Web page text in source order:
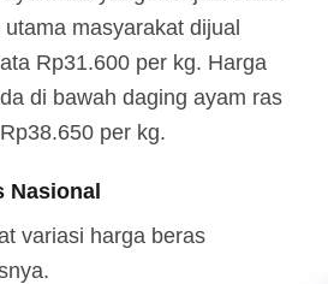
masyarakat dijual
Rp31.600 per kg. Harga
di bawah daging ayam ras
per kg.
Nasional
variasi harga beras